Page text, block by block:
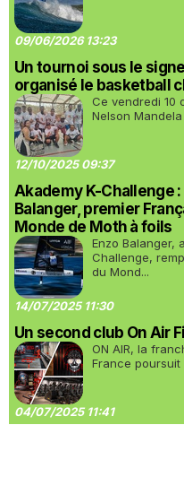
09/06/2026 13:23
Un tournoi sous le signe
organisé le basketball
Ce vendredi 10
Nelson
12/10/2025 09:37
Akademy K-Challenge
Balanger, premier
Monde de Moth à foils
Enzo Balanger,
Challenge,
du Mond...
14/07/2025 11:30
Un second club On Air
ON AIR, la
France poursuit
04/07/2025 11:41